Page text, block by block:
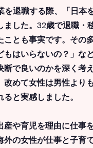
を退職する際、「日本
した。32歳で退職・
とも事実です。その
はいらないの？」な
で良いのかを深く考
めて女性は男性より
と実感しました。
や育児を理由に仕事
の女性が仕事と子育